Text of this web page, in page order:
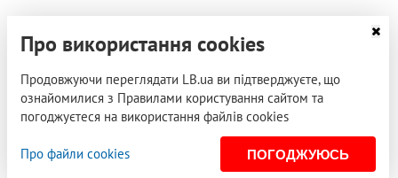
Про використання cookies
Продовжуючи переглядати LB.ua ви підтверджуєте, що
ознайомилися з Правилами користування сайтом та
погоджуєтеся на використання файлів cookies
Про файли cookies ПОГОДЖУЮСЬ